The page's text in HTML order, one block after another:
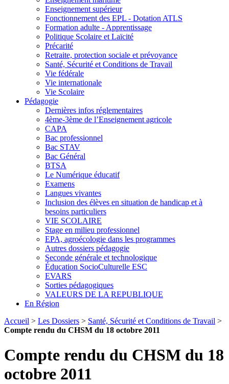
Enseignement supérieur
Fonctionnement des EPL - Dotation ATLS
Formation adulte - Apprentissage
Politique Scolaire et Laïcité
Précarité
Retraite, protection sociale et prévoyance
Santé, Sécurité et Conditions de Travail
Vie fédérale
Vie internationale
Vie Scolaire
Pédagogie
Dernières infos réglementaires
4ème-3ème de l’Enseignement agricole
CAPA
Bac professionnel
Bac STAV
Bac Général
BTSA
Le Numérique éducatif
Examens
Langues vivantes
Inclusion des élèves en situation de handicap et à
besoins particuliers
VIE SCOLAIRE
Stage en milieu professionnel
EPA, agroécologie dans les programmes
Autres dossiers pédagogie
Seconde générale et technologique
Éducation SocioCulturelle ESC
EVARS
Sorties pédagogiques
VALEURS DE LA REPUBLIQUE
En Région
Accueil > Les Dossiers > Santé, Sécurité et Conditions de Travail >
Compte rendu du CHSM du 18 octobre 2011
Compte rendu du CHSM du 18
octobre 2011